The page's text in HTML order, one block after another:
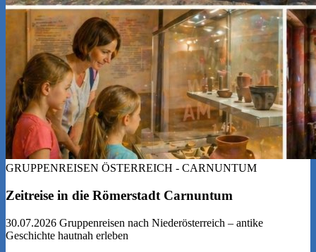
GRUPPENREISEN ÖSTERREICH - CARNUNTUM
Zeitreise in die Römerstadt Carnuntum
30.07.2026 Gruppenreisen nach Niederösterreich – antike
Geschichte hautnah erleben